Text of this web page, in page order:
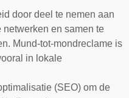
door deel te nemen aan
netwerken en samen te
Mund-tot-mondreclame is
in lokale
(SEO) om de